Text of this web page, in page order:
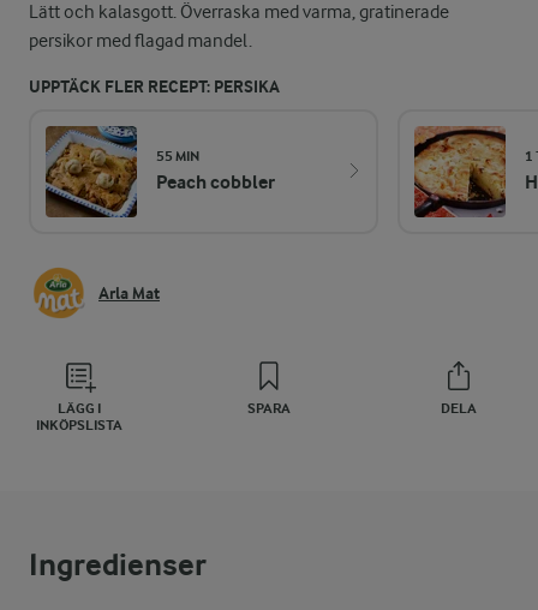
Lätt och kalasgott. Överraska med varma, gratinerade
persikor med flagad mandel.
UPPTÄCK FLER RECEPT: PERSIKA
55 MIN
Peach cobbler
1
Arla Mat
LÄGG I
INKÖPSLISTA
SPARA DELA
Ingredienser